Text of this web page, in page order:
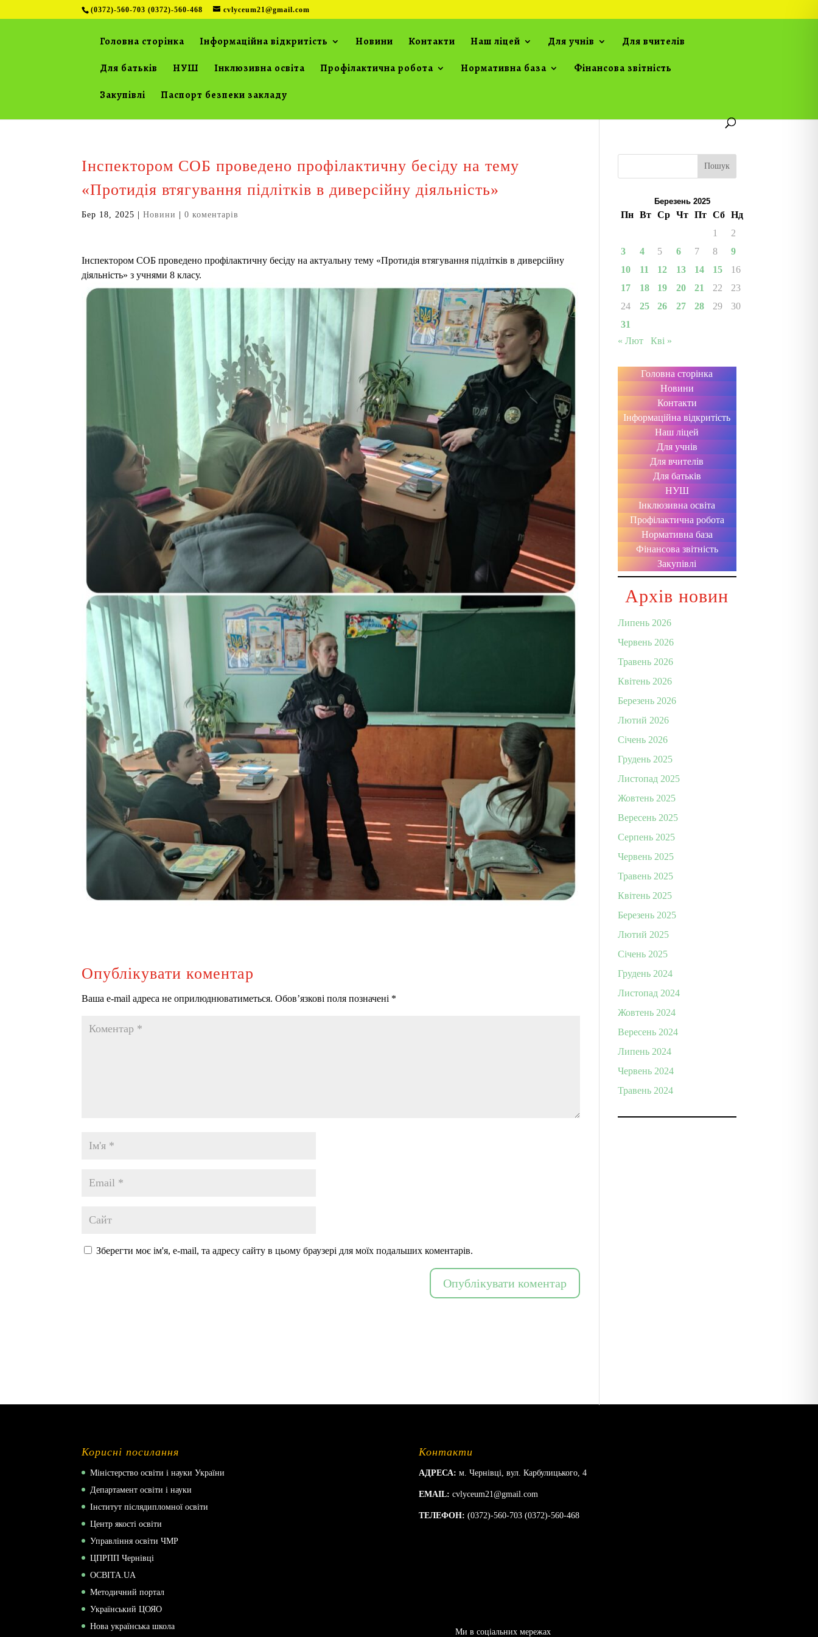
(0372)-560-703 (0372)-560-468 cvlyceum21@gmail.com
Головна сторінка Інформаційна відкритість Новини Контакти Наш ліцей Для учнів
Для вчителів
Для батьків
НУШ Інклюзивна освіта Профілактична робота Нормативна база
Фінансова звітність
Закупівлі
Паспорт безпеки закладу
Інспектором СОБ проведено профілактичну бесіду на тему
«Протидія втягування підлітків в диверсійну діяльність»
Бер 18, 2025 |Новини |0 коментарів
Інспектором СОБ проведено профілактичну бесіду на актуальну тему «Протидія втягування підлітків в диверсійну
діяльність» з учнями 8 класу.
Опублікувати коментар
Ваша e-mail адреса не оприлюднюватиметься. Обов’язкові поля позначені *
Зберегти моє ім'я, e-mail, та адресу сайту в цьому браузері для моїх подальших коментарів.
Пошук
Березень 2025
Пн Вт Ср Чт Пт Сб Нд
1
2
3
4 5 6 7 8
9
10
11 12 13 14 15
16
17
18 19 20 21 22
23
24
25 26 27 28 29
30
31
« Лют
Кві »
Головна сторінка
Новини
Контакти
Інформаційна відкритість
Наш ліцей
Для учнів
Для вчителів
Для батьків
НУШ
Інклюзивна освіта
Профілактична робота
Нормативна база
Фінансова звітність
Закупівлі
Архів новин
Липень 2026
Червень 2026
Травень 2026
Квітень 2026
Березень 2026
Лютий 2026
Січень 2026
Грудень 2025
Листопад 2025
Жовтень 2025
Вересень 2025
Серпень 2025
Червень 2025
Травень 2025
Квітень 2025
Березень 2025
Лютий 2025
Січень 2025
Грудень 2024
Листопад 2024
Жовтень 2024
Вересень 2024
Липень 2024
Червень 2024
Травень 2024
Корисні посилання
Міністерство освіти і науки України
Департамент освіти і науки
Інститут післядипломної освіти
Центр якості освіти
Управління освіти ЧМР
ЦПРПП Чернівці
ОСВІТА.UA
Методичний портал
Український ЦОЯО
Нова українська школа
Контакти
АДРЕСА: м. Чернівці, вул. Карбулицького, 4
EMAIL: cvlyceum21@gmail.com
ТЕЛЕФОН:(0372)-560-703 (0372)-560-468
Ми в соціальних мережах